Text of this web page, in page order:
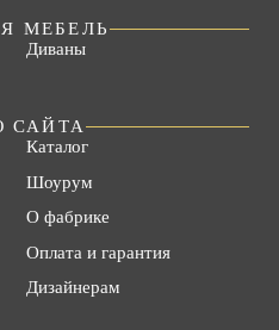
МЕБЕЛЬ
Диваны
САЙТА
Каталог
Шоурум
О фабрике
Оплата и гарантия
Дизайнерам